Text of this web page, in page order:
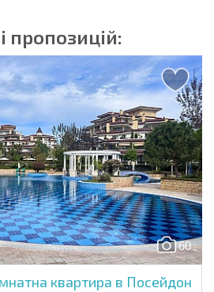
пропозицій:
60
квартира в Посейдон